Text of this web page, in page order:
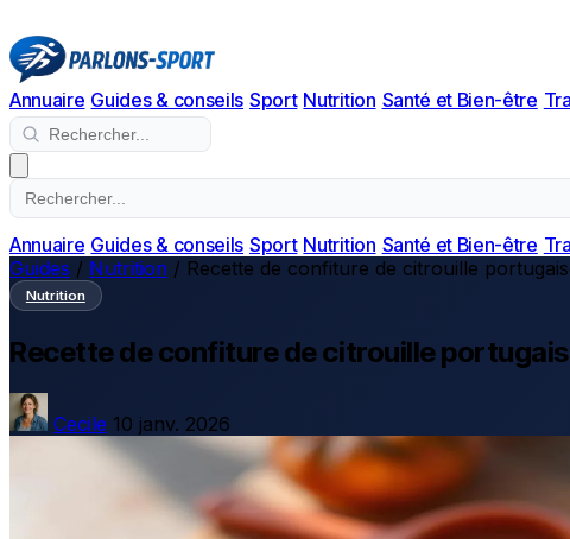
Annuaire Guides & conseils Sport Nutrition Santé et Bien-être
Annuaire Guides & conseils Sport Nutrition Santé et Bien-être
Guides / Nutrition / Recette de confiture de citrouille
Nutrition
Recette de confiture de citrouille
Cecile 10 janv. 2026